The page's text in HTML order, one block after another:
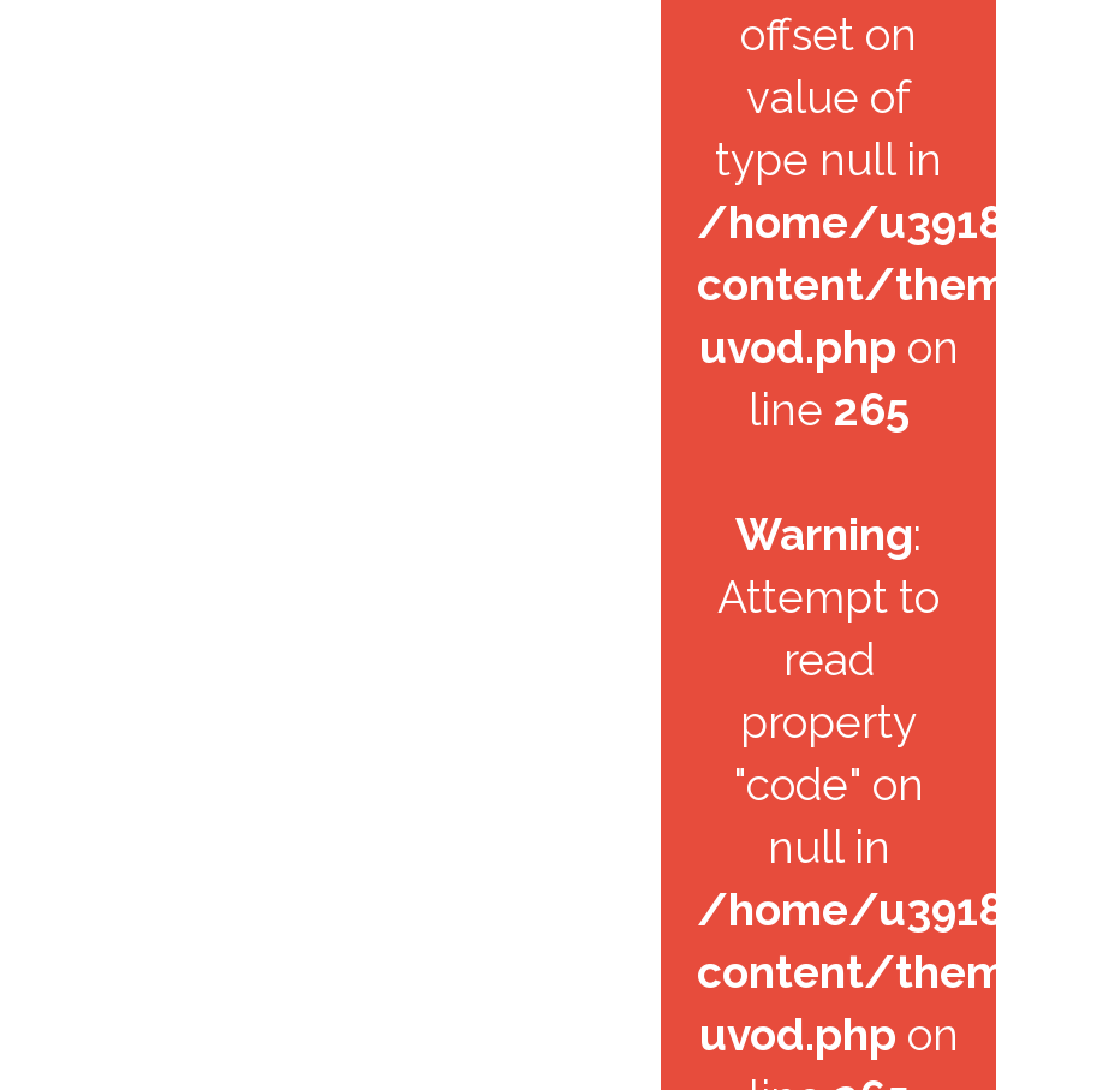
offset on
value of
type null in
/home/
content/themes/
uvod.php on
line 265
Warning:
Attempt to
read
property
"code" on
null in
/home/
content/themes/
uvod.php on